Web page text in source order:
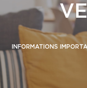
INFORMATIONS